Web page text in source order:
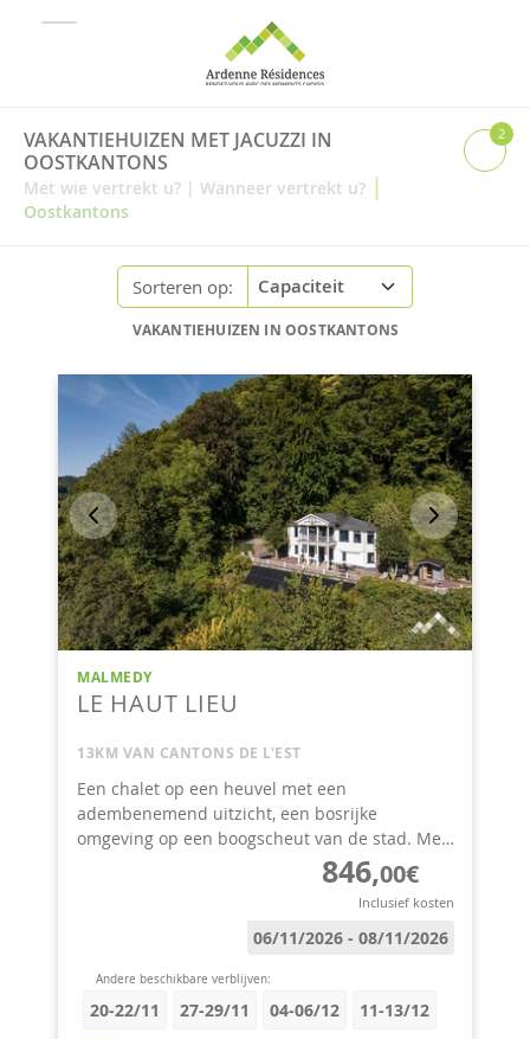
VAKANTIEHUIZEN MET JACUZZI IN
OOSTKANTONS
Met wie vertrekt u? | Wanneer vertrekt u? |
Oostkantons
2
Sorteren op:
VAKANTIEHUIZEN IN OOSTKANTONS